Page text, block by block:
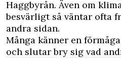
Haggbyrån. Även om
besvärligt så väntar ofta
andra sidan.
Många känner en
och slutar bry sig vad